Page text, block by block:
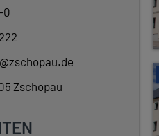
0
Zschopau